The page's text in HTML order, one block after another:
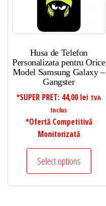
Husa de Telefon
Personalizata pentru Orice
Model Samsung Galaxy –
Gangster
*SUPER PRET: 44,00 lei TVA
Inclus
*Ofertă Competitivă
Monitorizată
Select options